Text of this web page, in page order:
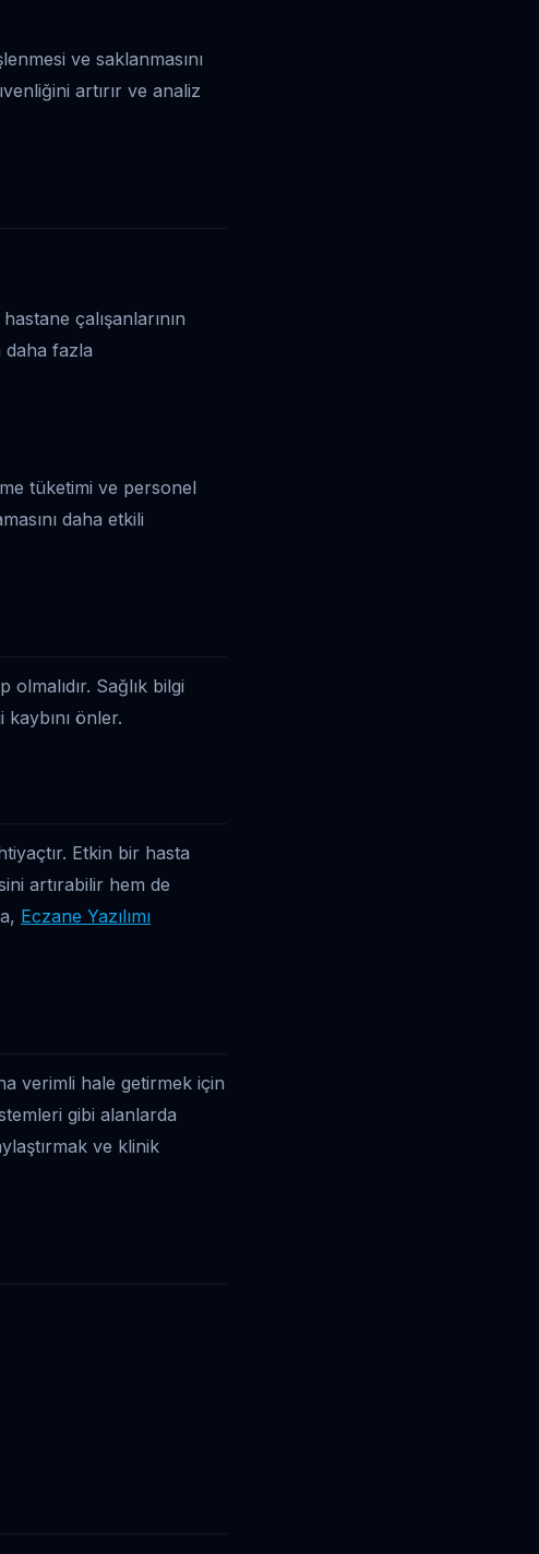
ve saklanmasını
artırır ve analiz
çalışanlarının
daha fazla
tüketimi ve personel
daha etkili
Sağlık bilgi
önler.
Etkin bir hasta
artırabilir hem de
Eczane Yazılımı
verimli hale getirmek için
gibi alanlarda
ve klinik